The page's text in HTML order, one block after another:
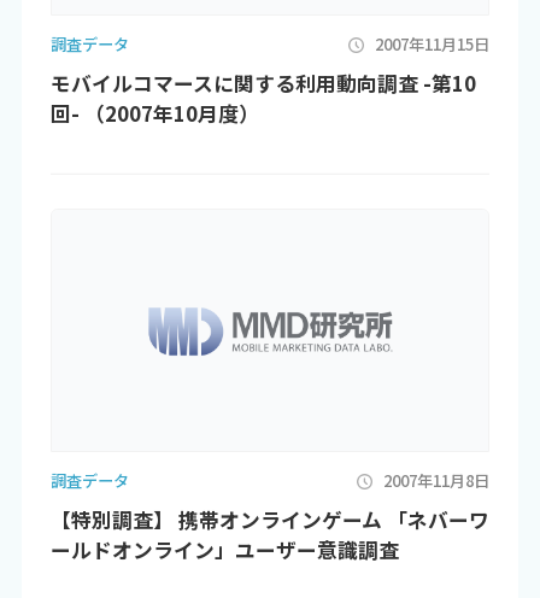
調査データ 2007年11月15日
モバイルコマースに関する利用動向調査 -第10
回- （2007年10月度）
調査データ 2007年11月8日
【特別調査】 携帯オンラインゲーム 「ネバーワ
ールドオンライン」ユーザー意識調査